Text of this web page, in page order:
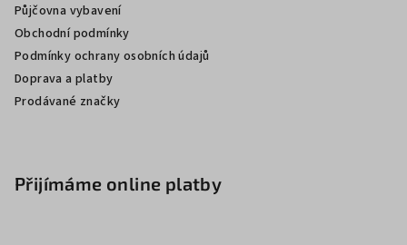
Půjčovna vybavení
Obchodní podmínky
Podmínky ochrany osobních údajů
Doprava a platby
Prodávané značky
Přijímáme online platby